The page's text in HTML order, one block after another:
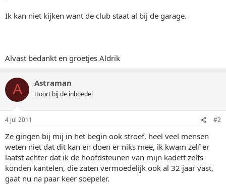
Ik kan niet kijken want de club staat al bij de garage.
Alvast bedankt en groetjes Aldrik
A Astraman
Hoort bij de inboedel
4 jul 2011 #2
Ze gingen bij mij in het begin ook stroef, heel veel mensen
weten niet dat dit kan en doen er niks mee, ik kwam zelf er
laatst achter dat ik de hoofdsteunen van mijn kadett zelfs
konden kantelen, die zaten vermoedelijk ook al 32 jaar vast,
gaat nu na paar keer soepeler.